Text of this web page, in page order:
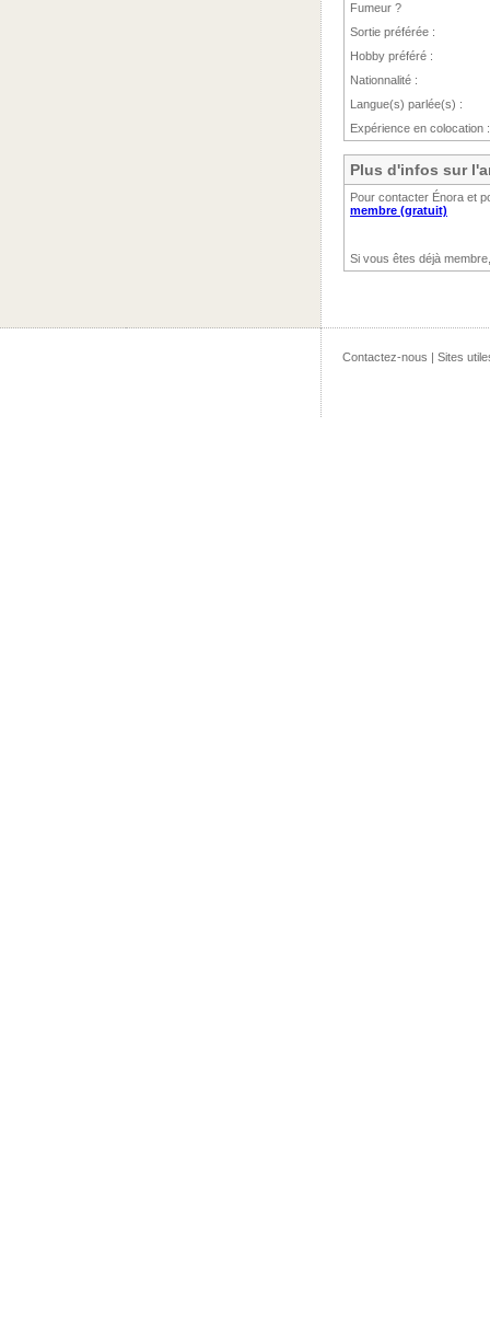
Fumeur ?
Sortie préférée :
Hobby préféré :
Nationnalité :
Langue(s) parlée(s) :
Expérience en colocation :
Plus d'infos sur
Pour contacter Énora et
membre (gratuit)
Si vous êtes déjà
Contactez-nous | Sites